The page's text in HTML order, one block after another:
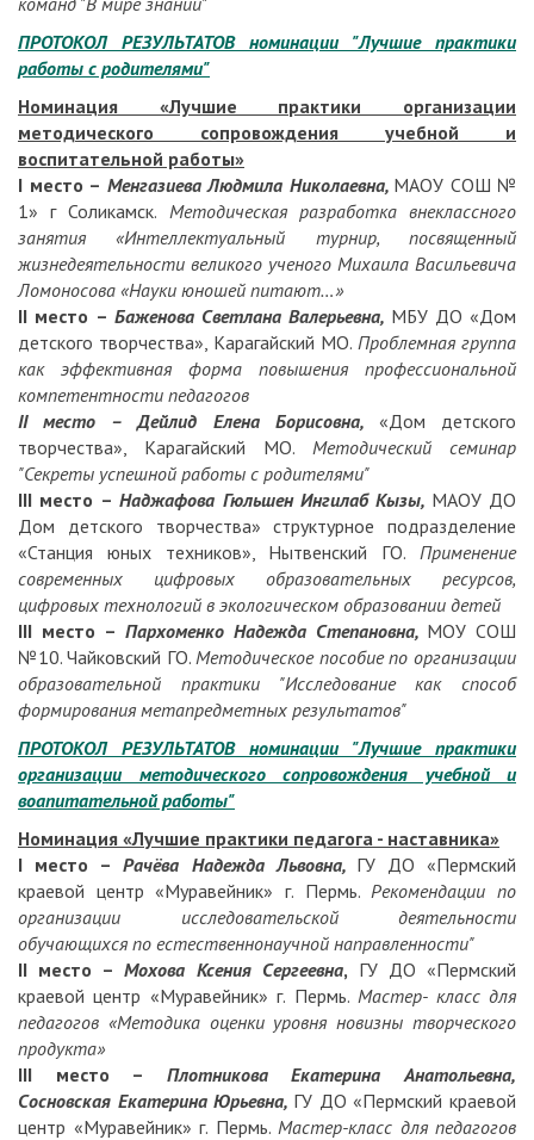
ПРОТОКОЛ РЕЗУЛЬТАТОВ номинации "Лучшие практики
работы с родителями"
Номинация «Лучшие практики организации
методического сопровождения учебной и
воспитательной работы»
I место – Менгазиева Людмила Николаевна, МАОУ СОШ №
1» г Соликамск. Методическая разработка внеклассного
занятия «Интеллектуальный турнир, посвященный
жизнедеятельности великого ученого Михаила Васильевича
Ломоносова «Науки юношей питают…»
II место – Баженова Светлана Валерьевна, МБУ ДО «Дом
детского творчества», Карагайский МО. Проблемная группа
как эффективная форма повышения профессиональной
компетентности педагогов
II место – Дейлид Елена Борисовна, «Дом детского
творчества», Карагайский МО. Методический семинар
"Секреты успешной работы с родителями"
III место –Наджафова Гюльшен Ингилаб Кызы, МАОУ ДО
Дом детского творчества» структурное подразделение
«Станция юных техников», Нытвенский ГО. Применение
современных цифровых образовательных ресурсов,
цифровых технологий в экологическом образовании детей
III место – Пархоменко Надежда Степановна, МОУ СОШ
№10. Чайковский ГО.Методическое пособие по организации
образовательной практики "Исследование как способ
формирования метапредметных результатов"
ПРОТОКОЛ РЕЗУЛЬТАТОВ номинации "Лучшие практики
организации методического сопровождения учебной и
воапитательной работы"
Номинация «Лучшие практики педагога - наставника»
I место –Рачёва Надежда Львовна, ГУ ДО «Пермский
краевой центр «Муравейник» г. Пермь.Рекомендации по
организации исследовательской деятельности
обучающихся по естественнонаучной направленности"
II место –Мохова Ксения Сергеевна, ГУ ДО «Пермский
краевой центр «Муравейник» г. Пермь.Мастер- класс для
педагогов «Методика оценки уровня новизны творческого
продукта»
III место – Плотникова Екатерина Анатольевна,
Сосновская Екатерина Юрьевна, ГУ ДО «Пермский краевой
центр «Муравейник» г. Пермь. Мастер-класс для педагогов